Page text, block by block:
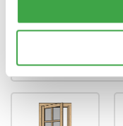
Draairichting deur*